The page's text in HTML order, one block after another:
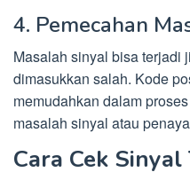
4. Pemecahan
Masalah sinyal bisa terjadi
dimasukkan salah. Kode
memudahkan dalam
masalah sinyal atau
Cara Cek